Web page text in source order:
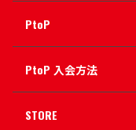
PtoP
PtoP 入会方法
STORE